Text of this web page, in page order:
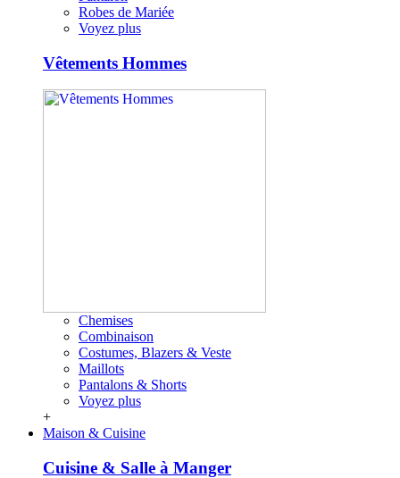
Robes de Mariée
Voyez plus
Vêtements Hommes
Chemises
Combinaison
Costumes, Blazers & Veste
Maillots
Pantalons & Shorts
Voyez plus
+
Maison & Cuisine
Cuisine & Salle à Manger